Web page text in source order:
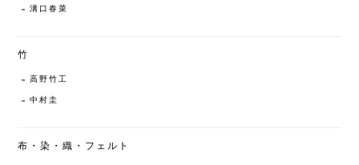
溝口春菜
竹
高野竹工
中村圭
布・染・織・フェルト